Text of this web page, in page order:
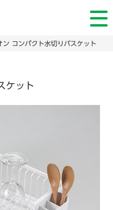
ン コンパクト水切りバスケット
ケット